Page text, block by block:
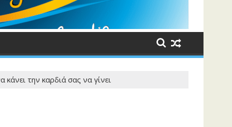
την καρδιά σας να γίνει